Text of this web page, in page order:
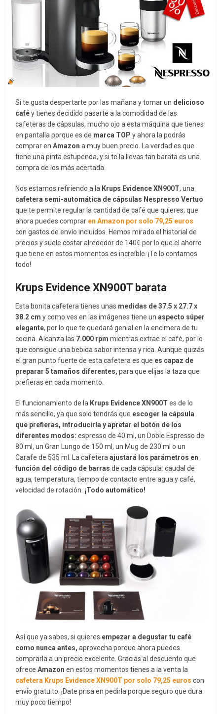
Si te gusta despertarte por las mañana y tomar un delicioso
caféy tienes decidido pasarte a la comodidad de las
cafeteras de cápsulas, mucho ojo a esta máquina que tienes
en pantalla porque es de marca TOP y ahora la podrás
comprar enAmazon a muy buen precio. La verdad es que
tiene una pinta estupenda, y si te la llevas tan barata es una
compra de los más acertada.
Nos estamos refiriendo a la Krups Evidence XN900T, una
cafetera semi-automática de cápsulas Nespresso Vertuo
que te permite regular la cantidad de café que quieres, que
ahora puedes comprar en Amazon por solo 79,25 euros
con gastos de envío incluidos. Hemos mirado el historial de
precios y suele costar alrededor de 140€ por lo que el ahorro
que tiene en estos momentos es increíble. ¡Te lo contamos
todo!
Krups Evidence XN900T barata
Esta bonita cafetera tienes unas medidas de 37.5 x 27.7 x
38.2 cm y como ves en las imágenes tiene unaspecto súper
elegante, por lo que te quedará genial en la encimera de tu
cocina. Alcanza las 7.000 rpmmientras extrae el café, por lo
que consigue una bebida sabor intensa y rica. Aunque quizás
el gran punto fuerte de esta cafetera es que es capaz de
preparar 5 tamaños diferentes, para que elijas la taza que
prefieras en cada momento.
El funcionamiento de la Krups Evidence XN900T es de lo
más sencillo, ya que solo tendrás que escoger la cápsula
que prefieras, introducirla y apretar el botón de los
diferentes modos: espresso de 40 ml, un Doble Espresso de
80 ml, un Gran Lungo de 150 ml, un Mug de 230 ml o un
Carafe de 535 ml. La cafetera ajustará los parámetros en
función del código de barras de cada cápsula: caudal de
agua, temperatura, tiempo de contacto entre agua y café,
velocidad de rotación. ¡Todo automático!
Así que ya sabes, si quieres empezar a degustar tu café
como nunca antes, aprovecha porque ahora puedes
comprarla a un precio excelente. Gracias al descuento que
ofreceAmazon en estos momentos tienes a la venta la
cafetera Krups Evidence XN900T por solo 79,25 euros con
envío gratuito. ¡Date prisa en pedirla porque seguro que dura
muy poco tiempo!